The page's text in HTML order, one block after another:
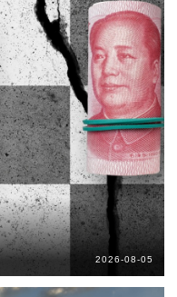
2026-08-05